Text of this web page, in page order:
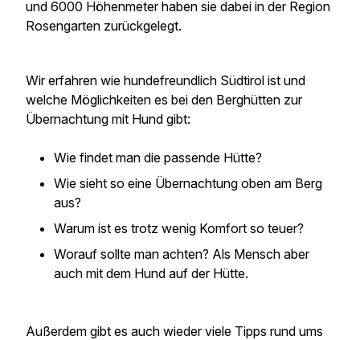
und 6000 Höhenmeter haben sie dabei in der Region
Rosengarten zurückgelegt.
Wir erfahren wie hundefreundlich Südtirol ist und
welche Möglichkeiten es bei den Berghütten zur
Übernachtung mit Hund gibt:
Wie findet man die passende Hütte?
Wie sieht so eine Übernachtung oben am Berg
aus?
Warum ist es trotz wenig Komfort so teuer?
Worauf sollte man achten? Als Mensch aber
auch mit dem Hund auf der Hütte.
Außerdem gibt es auch wieder viele Tipps rund ums